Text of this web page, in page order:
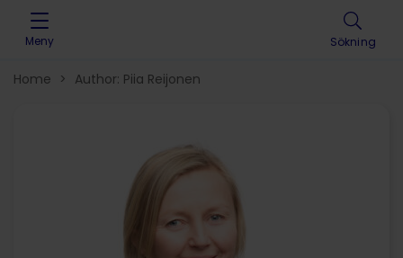
Skip to content
Meny Sökning
Home > Author: Piia Reijonen